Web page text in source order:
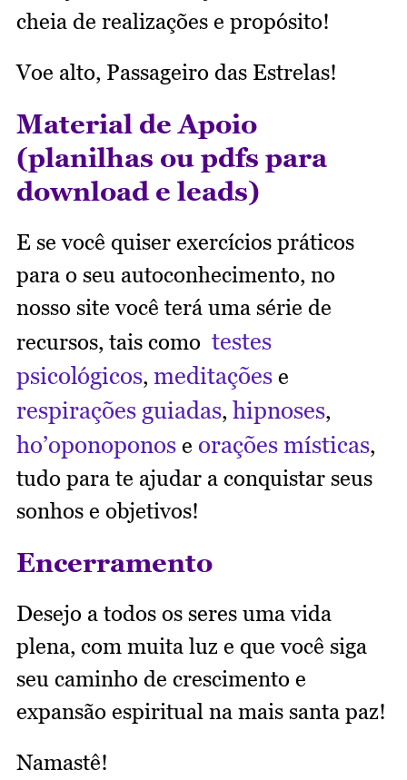
cheia de realizações e propósito!
Voe alto, Passageiro das Estrelas!
Material de Apoio
(planilhas ou pdfs para
download e leads)
E se você quiser exercícios práticos
para o seu autoconhecimento, no
nosso site você terá uma série de
recursos, tais como testes
psicológicos, meditações e
respirações guiadas, hipnoses,
ho’oponoponos e orações místicas,
tudo para te ajudar a conquistar seus
sonhos e objetivos!
Encerramento
Desejo a todos os seres uma vida
plena, com muita luz e que você siga
seu caminho de crescimento e
expansão espiritual na mais santa paz!
Namastê!